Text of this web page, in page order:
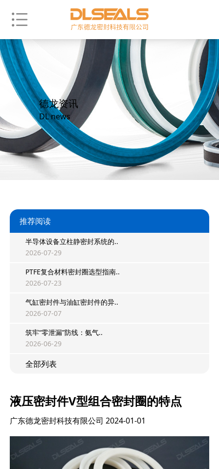
德龙资讯
DL news
推荐阅读
半导体设备立柱静密封系统的..
2026-07-29
PTFE复合材料密封圈选型指南..
2026-07-23
气缸密封件与油缸密封件的异..
2026-07-07
筑牢“零泄漏”防线：氨气..
2026-06-29
全部列表
液压密封件V型组合密封圈的特点
广东德龙密封科技有限公司 2024-01-01